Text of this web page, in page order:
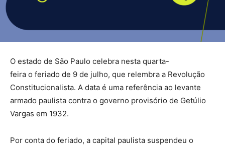
O estado de São Paulo celebra nesta quarta-
feira o feriado de 9 de julho, que relembra a Revolução
Constitucionalista. A data é uma referência ao levante
armado paulista contra o governo provisório de Getúlio
Vargas em 1932.
Por conta do feriado, a capital paulista suspendeu o